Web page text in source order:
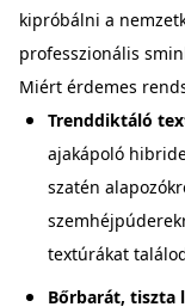
kipróbálni a
professzionális
Miért érdemes
Trenddiktáló
ajakápoló
szatén
textúrákat
Bőrbarát, tiszta